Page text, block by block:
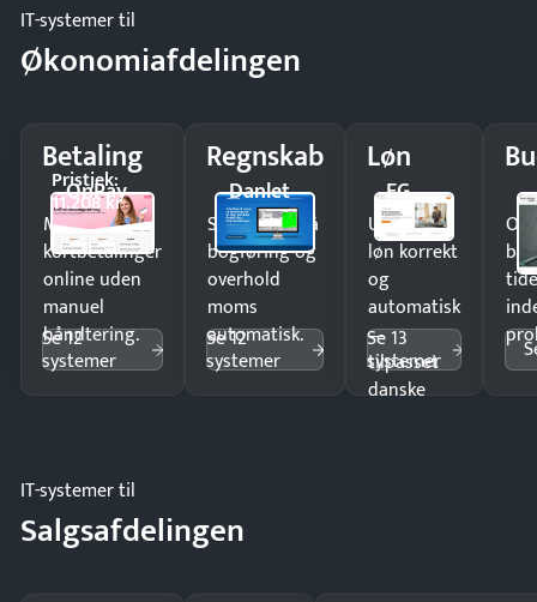
IT-systemer til
Økonomiafdelingen
Betaling
OnPay
Pristjek:
11.208 kr
Modtag
kortbetalinger
online uden
manuel
håndtering.
Se 12
systemer
Regnskab
Danlet
Spar timer på
bogføring og
overhold
moms
automatisk.
Se 12
systemer
Løn
EG
Udbetal
løn korrekt
og
automatisk
—
tilpasset
danske
Se 13
systemer
IT-systemer til
Salgsafdelingen